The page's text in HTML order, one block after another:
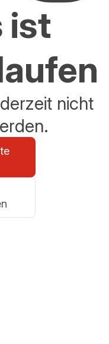
ist
nicht